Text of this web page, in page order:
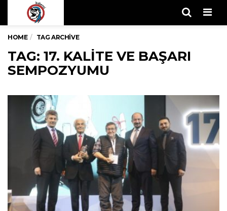
HOME TAG ARCHIVE
TAG: 17. KALITE VE BAŞARI
SEMPOZYUMU